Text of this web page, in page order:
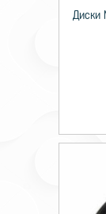
Диски